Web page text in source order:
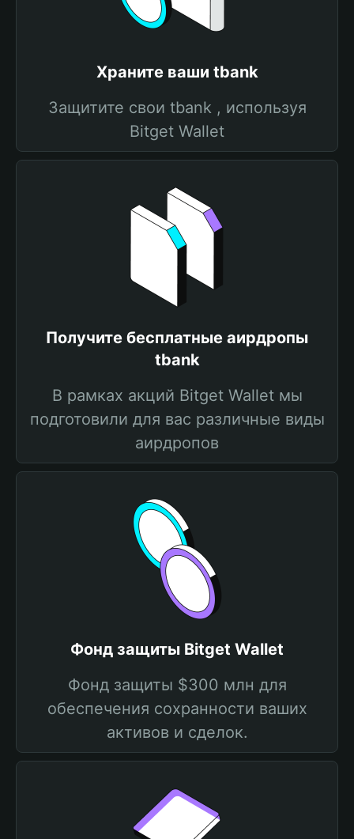
Храните ваши tbank
Защитите свои tbank , используя
Bitget Wallet
Получите бесплатные аирдропы
tbank
В рамках акций Bitget Wallet мы
подготовили для вас различные виды
аирдропов
Фонд защиты Bitget Wallet
Фонд защиты $300 млн для
обеспечения сохранности ваших
активов и сделок.